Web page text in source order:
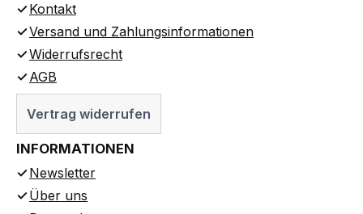
Kontakt
Versand und Zahlungsinformationen
Widerrufsrecht
AGB
Vertrag widerrufen
INFORMATIONEN
Newsletter
Über uns